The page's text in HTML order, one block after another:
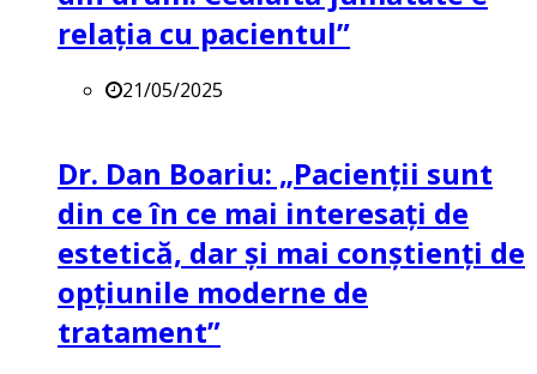
relația cu pacientul”
21/05/2025
Dr. Dan Boariu: „Pacienții sunt
din ce în ce mai interesați de
estetică, dar și mai conștienți de
opțiunile moderne de
tratament”